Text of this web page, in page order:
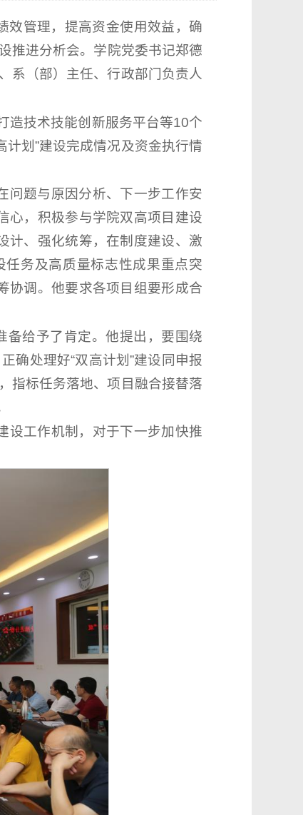
效管理，提高资金使用效益，确
推进分析会。学院党委书记郑德
系（部）主任、行政部门负责人
造技术技能创新服务平台等10个
划”建设完成情况及资金执行情
问题与原因分析、下一步工作安
心，积极参与学院双高项目建设
计、强化统筹，在制度建设、激
务及高质量标志性成果重点突
协调。他要求各项目组要形成合
备给予了肯定。他提出，要围绕
确处理好“双高计划”建设同申报
指标任务落地、项目融合接替落
设工作机制，对于下一步加快推